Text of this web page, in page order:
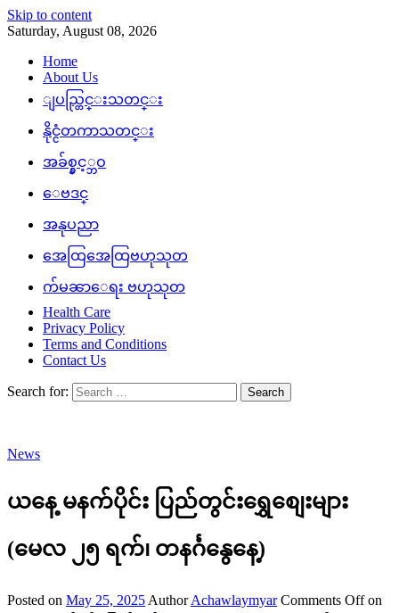
Skip to content
Saturday, August 08, 2026
Home
About Us
ျပည္တြင္းသတင္း
နိုင္ငံတကာသတင္း
အခ်စ္နွင့္ဘဝ
ေဗဒင္
အနုပညာ
အေထြအေထြဗဟုသုတ
က်မၼာေရး ဗဟုသုတ
Health Care
Privacy Policy
Terms and Conditions
Contact Us
Search for:
News
ယနေ့ မနက်ပိုင်း ပြည်တွင်းရွှေစျေးများ
(မေလ ၂၅ ရက်၊ တနင်္ဂနွေနေ့)
Posted on May 25, 2025 Author Achawlaymyar Comments Offon